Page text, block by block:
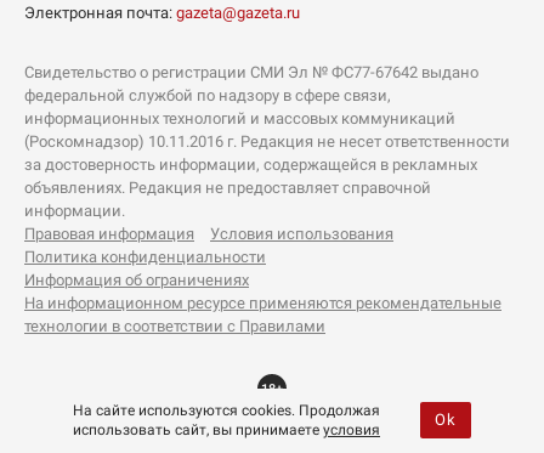
На сайте используются cookies. Продолжая
использовать сайт, вы принимаете условия
Ok
Электронная почта: gazeta@gazeta.ru
Свидетельство о регистрации СМИ Эл № ФС77-67642 выдано
федеральной службой по надзору в сфере связи,
информационных технологий и массовых коммуникаций
(Роскомнадзор) 10.11.2016 г. Редакция не несет ответственности
за достоверность информации, содержащейся в рекламных
объявлениях. Редакция не предоставляет справочной
информации.
Правовая информация
Условия использования
Политика конфиденциальности
Информация об ограничениях
На информационном ресурсе применяются рекомендательные
технологии в соответствии с Правилами
18+